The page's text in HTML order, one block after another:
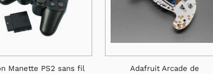
Manette PS2 sans fil
Adafruit Arcade de